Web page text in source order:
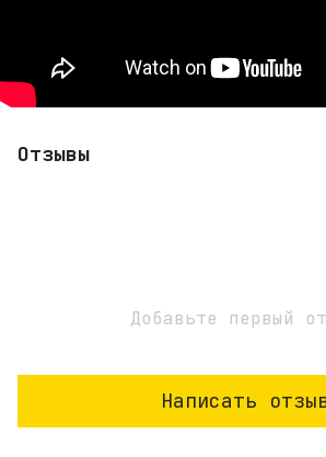
Отзывы
Добавьте первый
Написать